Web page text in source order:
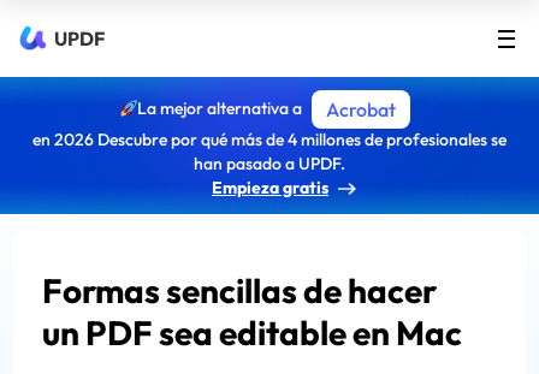
UPDF
La mejor alternativa a Acrobat
en 2026 Descubre por qué más de 4 millones de profesionales se
han pasado a UPDF.
Empieza gratis
Formas sencillas de hacer
un PDF sea editable en Mac